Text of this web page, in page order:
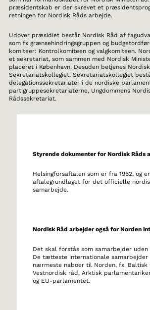
præsidentskab er der skrevet et
retningen for Nordisk Råds arbejde.
Udover præsidiet består Nordisk Råd af
som fx grænsehindringsgruppen og
komiteer: Kontrolkomiteen og valgkomiteen.
et sekretariat, som sammen med Nordisk
placeret i København. Desuden betjenes
Sekretariatskollegiet. Sekretariatskollegiet
delegationssekretariater i de nordiske
partigruppesekretariaterne, Ungdommens
Rådssekretariat.
Styrende dokumenter for Nordisk Råds
Helsingforsaftalen som er fra 1962, og er
aftalegrundlaget for det officielle
samarbejde.
Nordisk Råd arbejder også for Norden
Det skal forstås som samarbejder uden
De tætteste internationale samarbejder
nærmeste naboer til Norden, fx. Baltisk
Vestnordisk råd, Arktisk
og EU-parlamentet.